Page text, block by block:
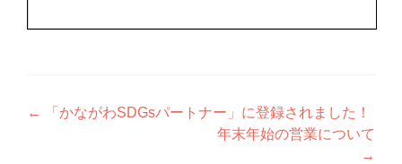
投
←
「かながわSDGsパートナー」に登録されました！
年末年始の営業について
→